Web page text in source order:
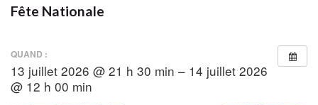
Fête Nationale
QUAND :
13 juillet 2026 @ 21 h 30 min – 14 juillet 2026
@ 12 h 00 min